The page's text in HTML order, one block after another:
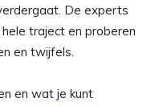
De experts
traject en proberen
en twijfels.
en wat je kunt